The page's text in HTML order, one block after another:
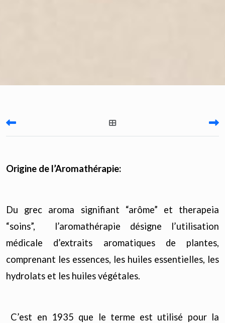
Origine de l’Aromathérapie:
Du grec aroma signifiant “arôme” et therapeia
“soins”, l’aromathérapie désigne l’utilisation
médicale d’extraits aromatiques de plantes,
comprenant les essences, les huiles essentielles, les
hydrolats et les huiles végétales.
C’est en 1935 que le terme est utilisé pour la